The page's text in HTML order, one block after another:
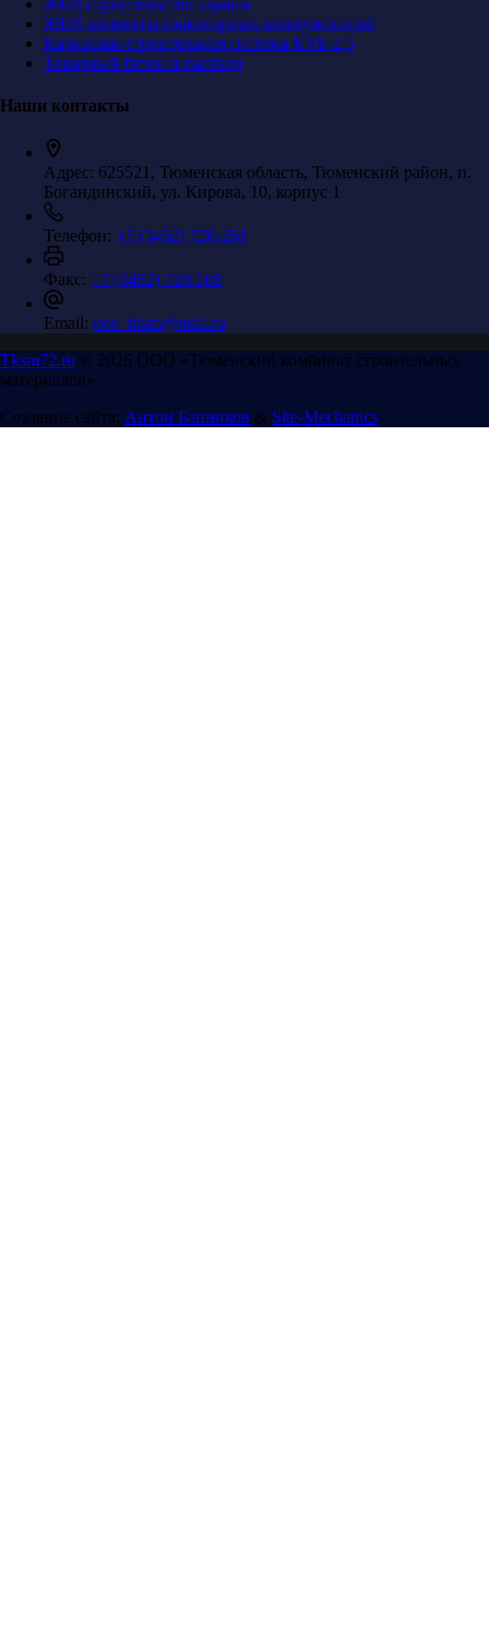
ЖБИ строительство зданий
ЖБИ элементы инженерных коммуникаций
Каркасная строительная система КУБ-2,5
Товарный бетон и раствор
Наши контакты
Адрес: 625521, Тюменская область, Тюменский район, п.
Богандинский, ул. Кирова, 10, корпус 1
Телефон: +7 (3452) 720-261
Факс: +7 (3452) 720-168
Email: ooo_tksm@mail.ru
Tksm72.ru © 2026 ООО «Тюменский комбинат строительных
материалов»
Создание сайта: Антон Банников & Site-Mechanics